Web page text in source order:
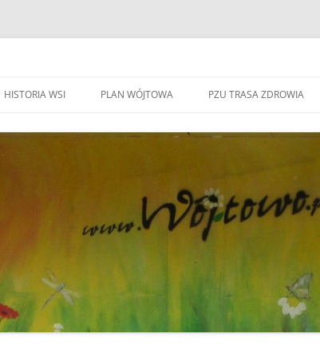
ŚMIECI
HISTORIA WSI
KAPLICZKI I KRZYŻE W WÓJTOWIE
ZWIĄZANI Z WÓJOWEM
BO JESTEM STĄD
PLAN WÓJTOWA PZU TRASA ZDROWIA